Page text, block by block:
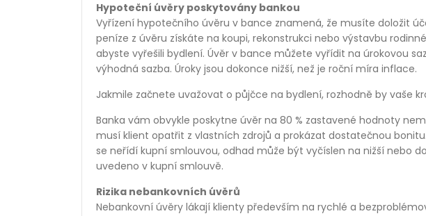
Hypoteční úvěry poskytovány bankou
Vyřízení hypotečního úvěru v bance znamená, že musíte doložit
peníze z úvěru získáte na koupi, rekonstrukci nebo výstavbu
abyste vyřešili bydlení. Úvěr v bance můžete vyřídit na úrokovou
výhodná sazba. Úroky jsou dokonce nižší, než je roční míra inflace.
Jakmile začnete uvažovat o půjčce na bydlení, rozhodně by vaše
Banka vám obvykle poskytne úvěr na 80 % zastavené hodnoty
musí klient opatřit z vlastních zdrojů a prokázat dostatečnou
se neřídí kupní smlouvou, odhad může být vyčíslen na nižší nebo
uvedeno v kupní smlouvě.
Rizika nebankovních úvěrů
Nebankovní úvěry lákají klienty především na rychlé a